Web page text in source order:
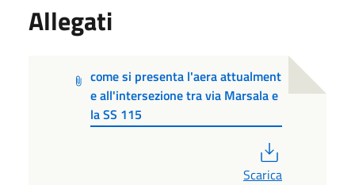
Allegati
come si presenta l'aera attualment
e all'intersezione tra via Marsala e
la SS 115
Scarica